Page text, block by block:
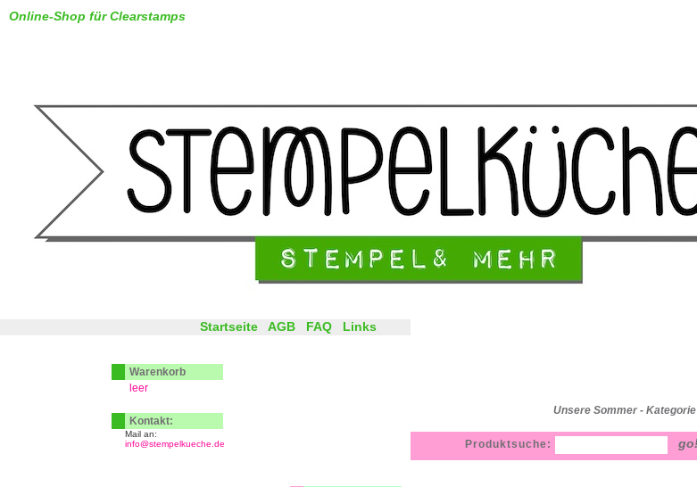
Unsere Sommer - Kategorie
Online-Shop für Clearstamps
Startseite AGB FAQ Links
Produktsuche:
Warenkorb
leer
Kontakt:
Mail an:
info@stempelkueche.de